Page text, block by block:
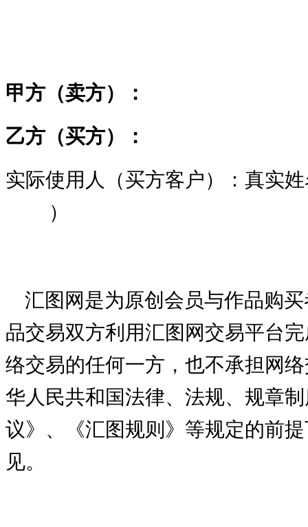
甲方（卖方）：
乙方（买方）：
实际使用人（买方客户）：真实
）
汇图网是为原创会员与作品购
品交易双方利用汇图网交易平台
络交易的任何一方，也不承担网
华人民共和国法律、法规、规章
议》、《汇图规则》等规定的前
见。